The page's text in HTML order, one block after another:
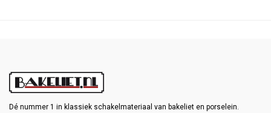
Dé nummer 1 in klassiek schakelmateriaal van bakeliet en porselein.